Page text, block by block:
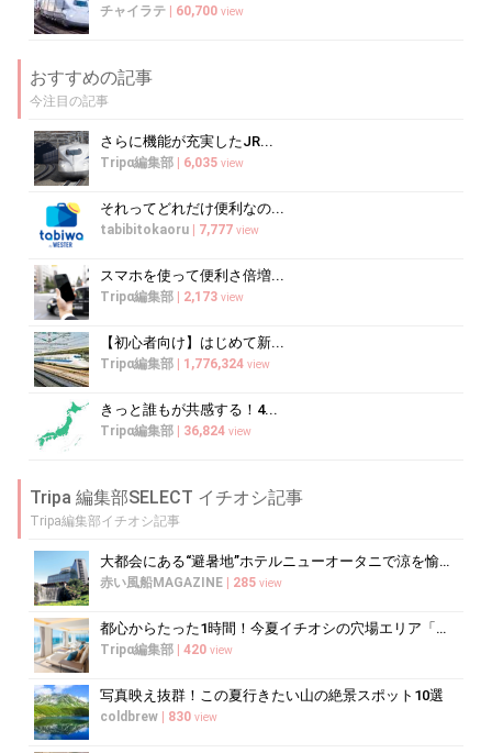
チャイラテ 60,700 view
おすすめの記事
今注目の記事
さらに機能が充実したJR...
Tripα編集部 6,035 view
それってどれだけ便利なの...
tabibitokaoru 7,777 view
スマホを使って便利さ倍増...
Tripα編集部 2,173 view
【初心者向け】はじめて新...
Tripα編集部 1,776,324 view
きっと誰もが共感する！4...
Tripα編集部 36,824 view
Tripa 編集部SELECT イチオシ記事
Tripa編集部イチオシ記事
大都会にある“避暑地”ホテルニューオータニで涼を愉しむ
赤い風船MAGAZINE 285 view
都心からたった1時間！今夏イチオシの穴場エリア「三浦半島」
Tripα編集部 420 view
写真映え抜群！この夏行きたい山の絶景スポット10選
coldbrew 830 view